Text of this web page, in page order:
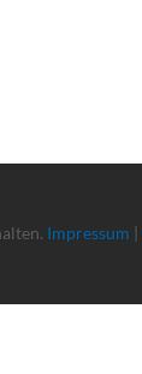
Impressum |